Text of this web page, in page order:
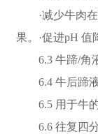
·减少牛肉
果。·促进pH 值
6.3 牛蹄/角
6.4 牛后蹄
6.5 用于牛
6.6 往复四